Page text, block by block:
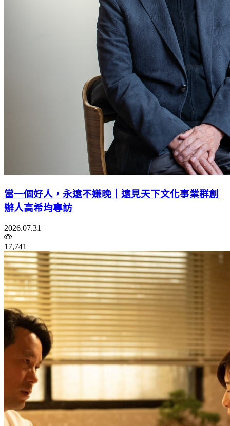
當一個好人，永遠不嫌晚｜遠見天下文化事業群創
辦人高希均專訪
2026.07.31
17,741